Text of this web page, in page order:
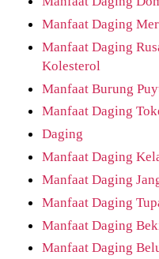
Manfaat Daging
Manfaat Daging
Kolesterol
Manfaat Burung
Manfaat Daging
Daging
Manfaat Daging
Manfaat Daging
Manfaat Daging
Manfaat Daging
Manfaat Daging